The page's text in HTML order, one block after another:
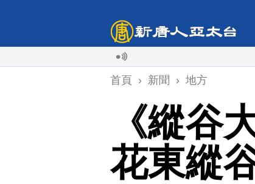
首頁 › 新聞 › 地方
《縱谷
花東縱